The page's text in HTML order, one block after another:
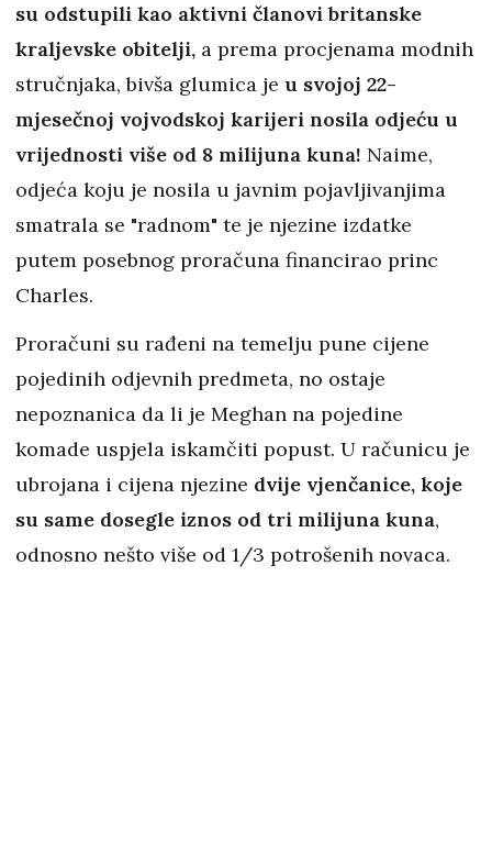
su odstupili kao aktivni članovi britanske
kraljevske obitelji, a prema procjenama modnih
stručnjaka, bivša glumica je u svojoj 22-
mjesečnoj vojvodskoj karijeri nosila odjeću u
vrijednosti više od 8 milijuna kuna! Naime,
odjeća koju je nosila u javnim pojavljivanjima
smatrala se "radnom" te je njezine izdatke
putem posebnog proračuna financirao princ
Charles.
Proračuni su rađeni na temelju pune cijene
pojedinih odjevnih predmeta, no ostaje
nepoznanica da li je Meghan na pojedine
komade uspjela iskamčiti popust. U računicu je
ubrojana i cijena njezine dvije vjenčanice, koje
su same dosegle iznos od tri milijuna kuna,
odnosno nešto više od 1/3 potrošenih novaca.